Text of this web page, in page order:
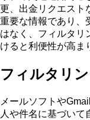
更、出金リクエスト
重要な情報であり、
はなく、フィルタリ
けると利便性が高ま
フィルタリ
メールソフトや
人や件名に基づいて